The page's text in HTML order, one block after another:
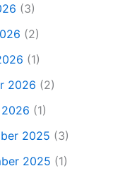
(3)
(2)
(1)
2026 (2)
(1)
2025 (3)
2025 (1)